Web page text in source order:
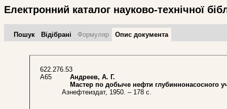
Електронний каталог науково-технічної
Пошук Відібрані Формуляр Опис документа
622.276.53
А65
Андреев, А. Г.
Мастер по добыче нефти глубиннонасосного
Азнефтеиздат, 1950. – 178 с.